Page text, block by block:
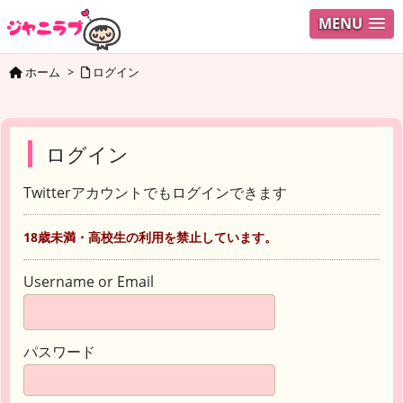
MENU
ホーム > ログイン
ログイン
Twitterアカウントでもログインできます
18歳未満・高校生の利用を禁止しています。
Username or Email
パスワード